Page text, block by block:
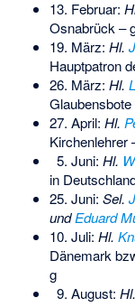
13. Februar:
Osnabrück –
19. März: Hl.
Hauptpatron
26. März: Hl.
27. April: Hl.
Kirchenlehrer
5. Juni: Hl.
in
25. Juni: Sel.
undEduard
10. Juli: Hl.
Dänemark
g
9. August: Hl.